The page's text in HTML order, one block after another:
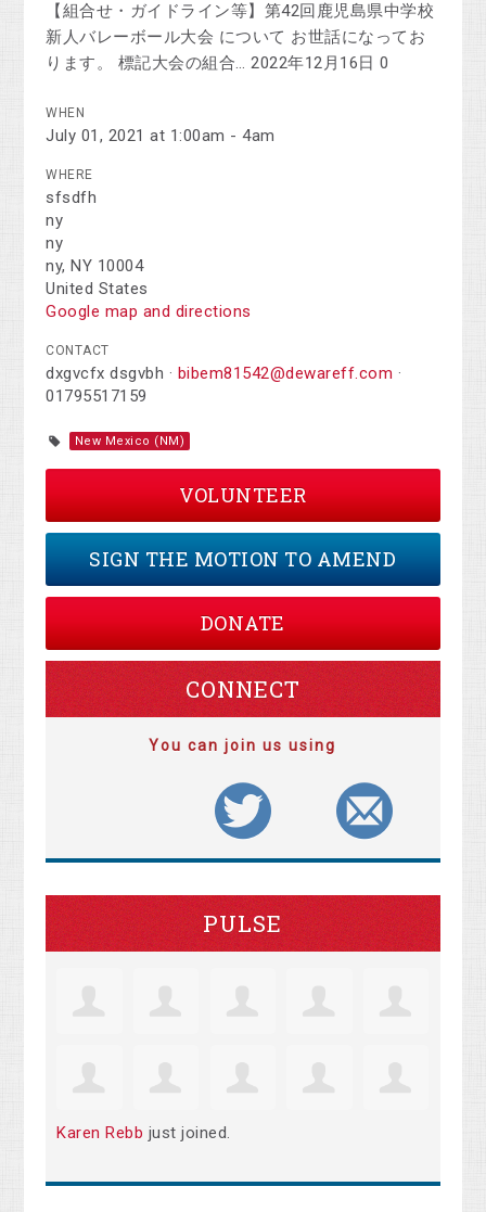
【組合せ・ガイドライン等】第42回鹿児島県中学校
新人バレーボール大会 について お世話になってお
ります。 標記大会の組合… 2022年12月16日 0
WHEN
July 01, 2021 at 1:00am - 4am
WHERE
sfsdfh
ny
ny
ny, NY 10004
United States
Google map and directions
CONTACT
dxgvcfx dsgvbh · bibem81542@dewareff.com ·
01795517159
New Mexico (NM)
VOLUNTEER
SIGN THE MOTION TO AMEND
DONATE
CONNECT
You can join us using
PULSE
Karen Rebb just joined.